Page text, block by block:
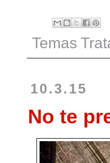
Temas
10.3.15
No te